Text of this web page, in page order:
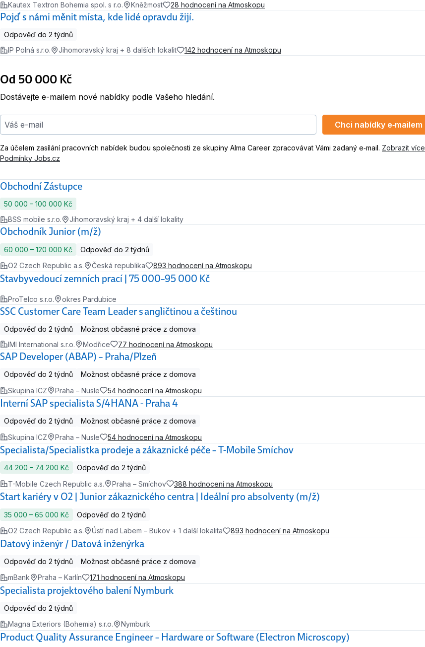
Kautex Textron Bohemia spol. s r.o.
Kněžmost 28 hodnocení na Atmoskopu
Pojď s námi měnit místa, kde lidé opravdu žijí.
Odpověď do 2 týdnů
IP Polná s.r.o.
Jihomoravský kraj + 8 dalších lokalit 142 hodnocení na Atmoskopu
Od 50 000 Kč
Dostávejte e-mailem nové nabídky podle Vašeho hledání.
Váš e-mail
Chci nabídky e‑mailem
Za účelem zasílání pracovních nabídek budou společnosti ze skupiny Alma Career zpracovávat Vámi zadaný e‑mail. Zobrazit více
Podmínky Jobs.cz
Obchodní Zástupce
50 000 ‍–‍ 100 000 Kč
BSS mobile s.r.o.
Jihomoravský kraj + 4 další lokality
Obchodník Junior (m/ž)
60 000 ‍–‍ 120 000 Kč
Odpověď do 2 týdnů
O2 Czech Republic a.s.
Česká republika 893 hodnocení na Atmoskopu
Stavbyvedoucí zemních prací | 75 000–95 000 Kč
ProTelco s.r.o. okres Pardubice
SSC Customer Care Team Leader s angličtinou a češtinou
Odpověď do 2 týdnů
Možnost občasné práce z domova
IMI International s.r.o.
Modřice 77 hodnocení na Atmoskopu
SAP Developer (ABAP) – Praha/Plzeň
Odpověď do 2 týdnů
Možnost občasné práce z domova
Skupina ICZ
Praha – Nusle 54 hodnocení na Atmoskopu
Interní SAP specialista S/4HANA - Praha 4
Odpověď do 2 týdnů
Možnost občasné práce z domova
Skupina ICZ
Praha – Nusle 54 hodnocení na Atmoskopu
Specialista/Specialistka prodeje a zákaznické péče – T-Mobile Smíchov
44 200 ‍–‍ 74 200 Kč
Odpověď do 2 týdnů
T-Mobile Czech Republic a.s.
Praha – Smíchov 388 hodnocení na Atmoskopu
Start kariéry v O2 | Junior zákaznického centra | Ideální pro absolventy (m/ž)
35 000 ‍–‍ 65 000 Kč
Odpověď do 2 týdnů
O2 Czech Republic a.s.
Ústí nad Labem – Bukov + 1 další lokalita 893 hodnocení na Atmoskopu
Datový inženýr / Datová inženýrka
Odpověď do 2 týdnů
Možnost občasné práce z domova
mBank
Praha – Karlín 171 hodnocení na Atmoskopu
Specialista projektového balení Nymburk
Odpověď do 2 týdnů
Magna Exteriors (Bohemia) s.r.o.
Nymburk
Product Quality Assurance Engineer – Hardware or Software (Electron Microscopy)